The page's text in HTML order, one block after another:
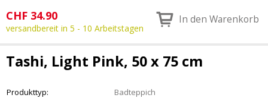
CHF 34.90
versandbereit in 5 - 10 Arbeitstagen
In den Warenkorb
Tashi, Light Pink, 50 x 75 cm
Produkttyp:
Badteppich